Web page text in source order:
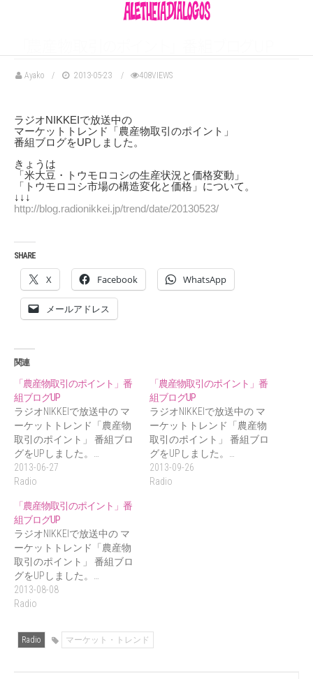
Ayako 2013-05-23 408VIEWS
ラジオNIKKEIで放送中の
マーケットトレンド「農産物取引のポイント」
番組ブログをUPしました。
きょうは
「米大豆・トウモロコシの生産状況と価格変動」
「トウモロコシ市場の構造変化と価格」について。
↓↓↓
http://blog.radionikkei.jp/trend/date/20130523/
SHARE
X Facebook WhatsApp
メールアドレス
関連
「農産物取引のポイント」番
組ブログUP
ラジオNIKKEIで放送中の マ
ーケットトレンド「農産物
取引のポイント」 番組ブロ
グをUPしました。…
2013-06-27
Radio
「農産物取引のポイント」番
組ブログUP
ラジオNIKKEIで放送中の マ
ーケットトレンド「農産物
取引のポイント」 番組ブロ
グをUPしました。…
2013-09-26
Radio
「農産物取引のポイント」番
組ブログUP
ラジオNIKKEIで放送中の マ
ーケットトレンド「農産物
取引のポイント」 番組ブロ
グをUPしました。…
2013-08-08
Radio
Radio マーケット・トレンド